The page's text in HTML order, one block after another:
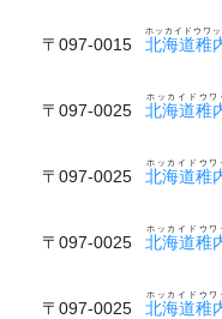
〒097-0015 北海道稚
ホッカイドウワ
〒097-0025 北海道稚
ホッカイドウワ
〒097-0025 北海道稚
ホッカイドウワ
〒097-0025 北海道稚
ホッカイドウワ
〒097-0025 北海道稚
ホッカイドウワ